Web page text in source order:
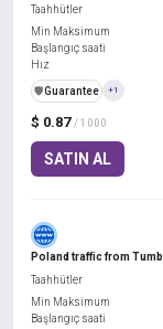
$ 0.87 / 1000
SATIN AL
Taahhütler
Min Maksimum
Başlangıç saati
Hız
️🛡️Guarantee +1
Poland traffic from
Taahhütler
Min Maksimum
Başlangıç saati